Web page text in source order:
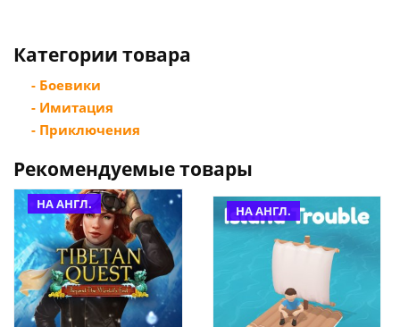
Категории товара
- Боевики
- Имитация
- Приключения
Рекомендуемые товары
НА АНГЛ. НА АНГЛ.